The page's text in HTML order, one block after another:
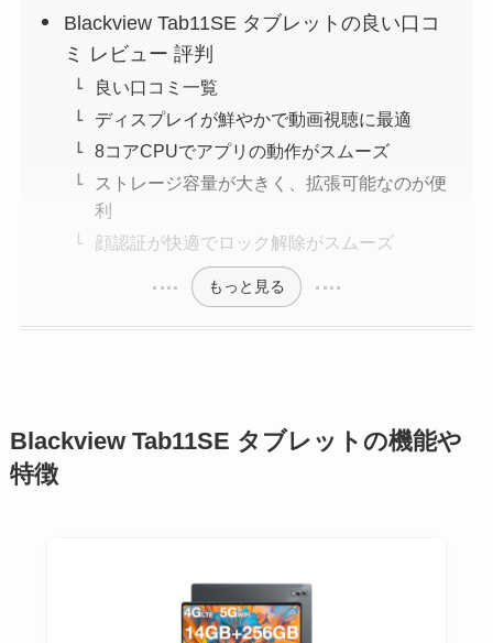
Blackview Tab11SE タブレットの良い口コ
ミ レビュー 評判
良い口コミ一覧
ディスプレイが鮮やかで動画視聴に最適
8コアCPUでアプリの動作がスムーズ
ストレージ容量が大きく、拡張可能なのが便
利
顔認証が快適でロック解除がスムーズ
もっと見る
Blackview Tab11SE タブレットの機能や
特徴